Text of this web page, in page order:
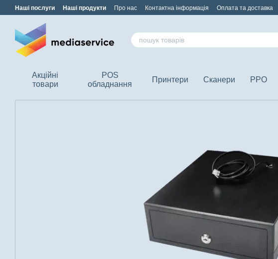
Перейти до основного контенту
Наші послуги Наші продукти Про нас Контактна інформація Оплата та доставка
Акційні
товари
POS
обладнання
Принтери Сканери РРО